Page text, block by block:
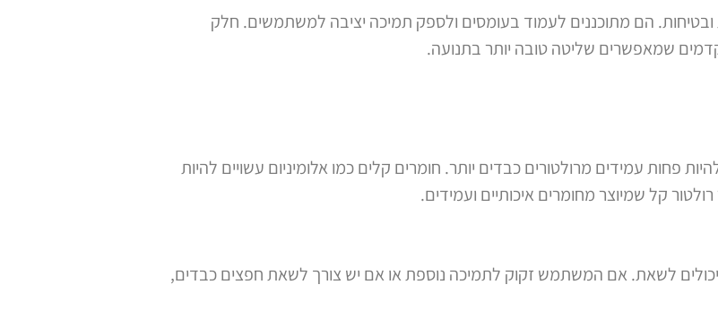
הם מתוכננים לעמוד בעומסים ולספק תמיכה יציבה למשתמשים. חלק
שמאפשרים שליטה טובה יותר בתנועה.
פחות עמידים מרולטורים כבדים יותר. חומרים קלים כמו אלומיניום עשויים להיות
קל שמיוצר מחומרים איכותיים ועמידים.
לשאת. אם המשתמש זקוק לתמיכה נוספת או אם יש צורך לשאת חפצים כבדים,